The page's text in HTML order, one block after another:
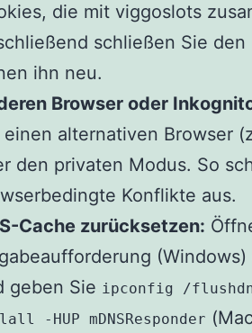
die mit viggoslots
schließen Sie
ihn neu.
Browser oder
einen alternativen Browser
den privaten Modus. So
Konflikte aus.
Cache zurücksetzen:
geben Sie ipconfig /
-HUP mDNSResponder